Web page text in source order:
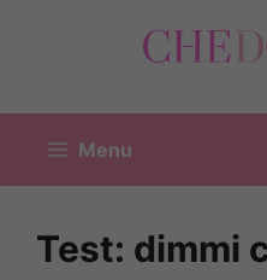
Menu
Test: dimmi